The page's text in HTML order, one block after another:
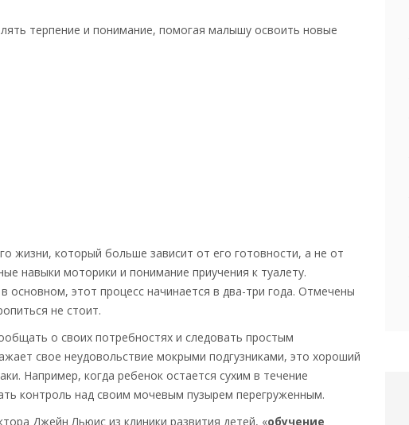
терпение и понимание, помогая малышу освоить новые
жизни, который больше зависит от его готовности, а не от
навыки моторики и понимание приучения к туалету.
этот процесс начинается в два-три года. Отмечены
не стоит.
о своих потребностях и следовать простым
свое неудовольствие мокрыми подгузниками, это хороший
Например, когда ребенок остается сухим в течение
контроль над своим мочевым пузырем перегруженным.
Джейн Льюис из клиники развития детей, «обучение